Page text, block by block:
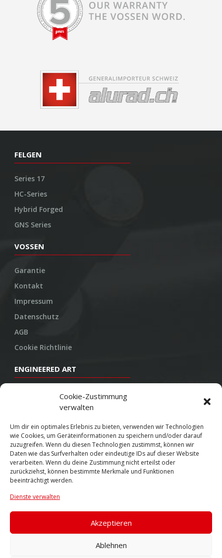
Cookie-Zustimmung
verwalten
Um dir ein optimales Erlebnis zu bieten, verwenden wir Technologien
wie Cookies, um Geräteinformationen zu speichern und/oder darauf
zuzugreifen. Wenn du diesen Technologien zustimmst, können wir
Daten wie das Surfverhalten oder eindeutige IDs auf dieser Website
verarbeiten. Wenn du deine Zustimmung nicht erteilst oder
zurückziehst, können bestimmte Merkmale und Funktionen
beeinträchtigt werden.
Dienste verwalten
Akzeptieren
Ablehnen
FELGEN
Series 17
HC-Series
Hybrid Forged
GNS Series
VOSSEN
Garantie
Kontakt
Impressum
Datenschutz
AGB
Cookie Richtlinie
ENGINEERED ART
Konstruktion
Herstellung
Endbearbeitung
SOCIAL
Youtube
Twitter